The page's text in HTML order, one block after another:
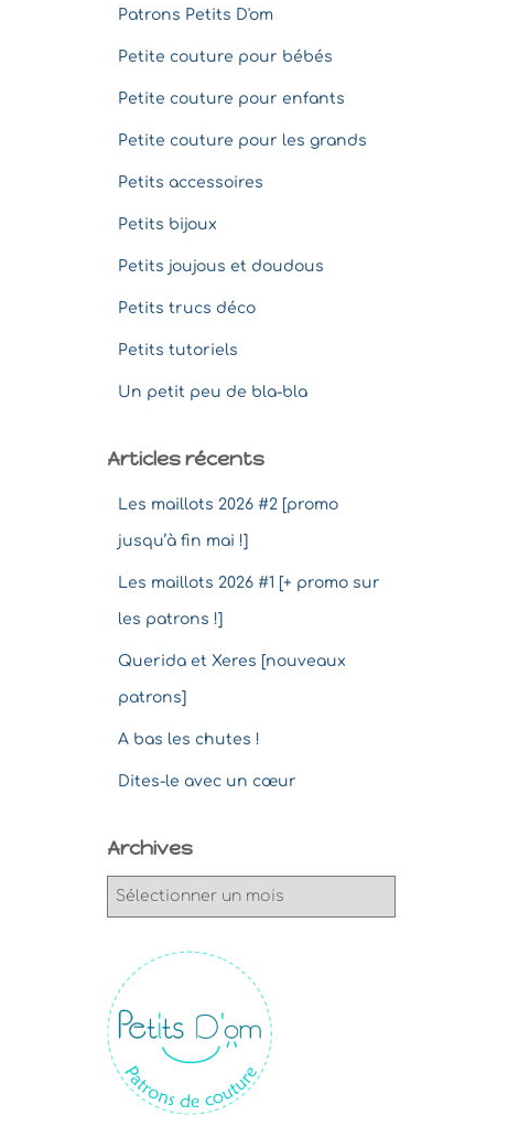
Patrons Petits D'om
Petite couture pour bébés
Petite couture pour enfants
Petite couture pour les grands
Petits accessoires
Petits bijoux
Petits joujous et doudous
Petits trucs déco
Petits tutoriels
Un petit peu de bla-bla
Articles récents
Les maillots 2026 #2 [promo
jusqu’à fin mai !]
Les maillots 2026 #1 [+ promo sur
les patrons !]
Querida et Xeres [nouveaux
patrons]
A bas les chutes !
Dites-le avec un cœur
Archives
v
e
s